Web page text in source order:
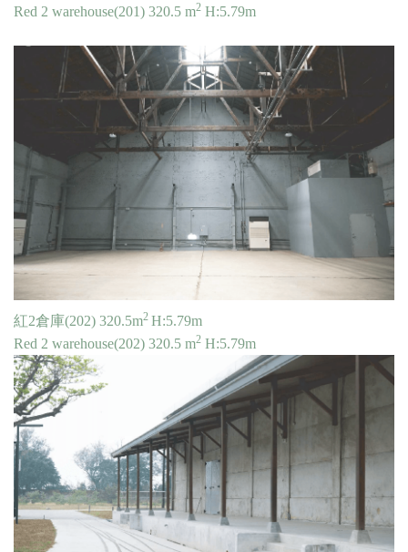
Red 2 warehouse(201) 320.5 m2 H:5.79m
紅2倉庫(202) 320.5m2 H:5.79m
Red 2 warehouse(202) 320.5 m2 H:5.79m